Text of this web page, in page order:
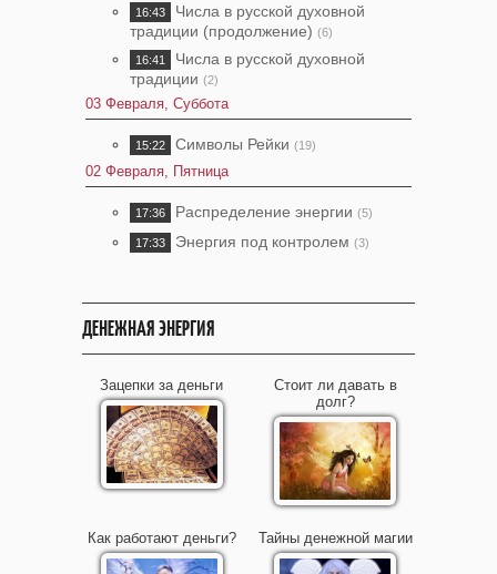
16:43
Числа в русской духовной
традиции (продолжение) (6)
16:41
Числа в русской духовной
традиции (2)
03 Февраля, Суббота
15:22 Символы Рейки (19)
02 Февраля, Пятница
17:36 Распределение энергии (5)
17:33 Энергия под контролем (3)
ДЕНЕЖНАЯ ЭНЕРГИЯ
Зацепки за деньги
Стоит ли давать в
долг?
Как работают деньги? Тайны денежной магии